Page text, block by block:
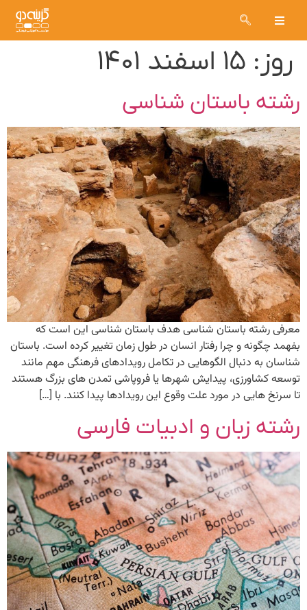
روز: ۱۵ اسفند ۱۴۰۱
رشته باستان شناسی
معرفی رشته باستان شناسی هدف باستان شناسی این است که
بفهمد چگونه و چرا رفتار انسان در طول زمان تغییر کرده است. باستان
شناسان به دنبال الگوهایی در تکامل رویدادهای فرهنگی مهم مانند
توسعه کشاورزی، پیدایش شهرها یا فروپاشی تمدن های بزرگ هستند
تا سرنخ هایی در مورد علت وقوع این رویدادها پیدا کنند. با […]
رشته زبان و ادبیات فارسی